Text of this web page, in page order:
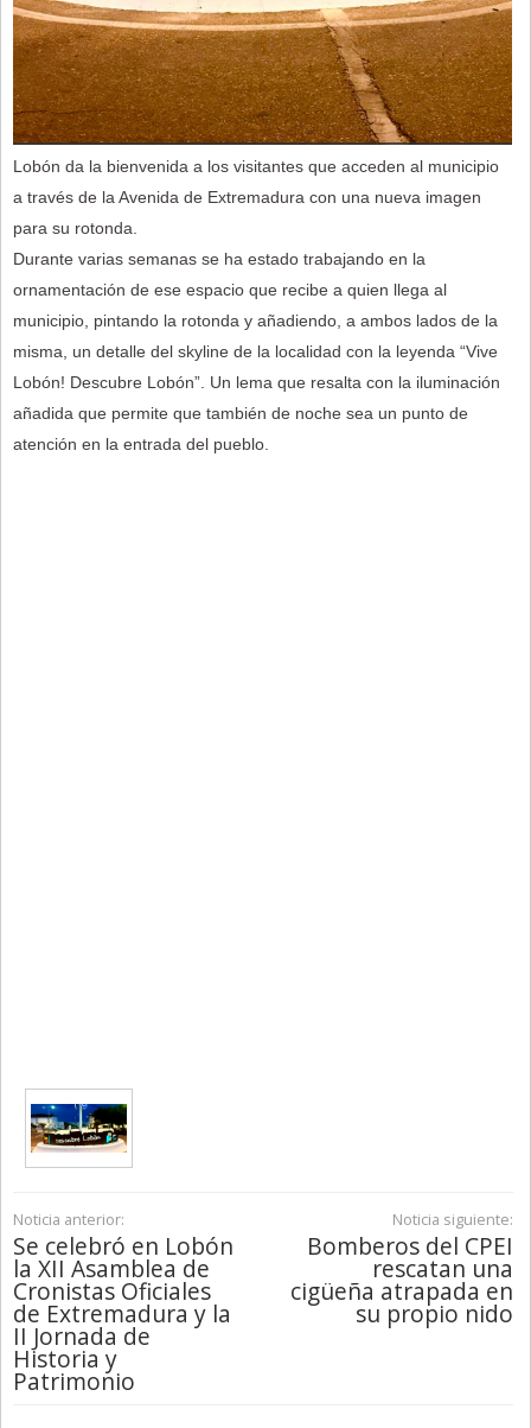
Lobón da la bienvenida a los visitantes que acceden al municipio
a través de la Avenida de Extremadura con una nueva imagen
para su rotonda.
Durante varias semanas se ha estado trabajando en la
ornamentación de ese espacio que recibe a quien llega al
municipio, pintando la rotonda y añadiendo, a ambos lados de la
misma, un detalle del skyline de la localidad con la leyenda “Vive
Lobón! Descubre Lobón”. Un lema que resalta con la iluminación
añadida que permite que también de noche sea un punto de
atención en la entrada del pueblo.
Noticia anterior:
Se celebró en Lobón
la XII Asamblea de
Cronistas Oficiales
de Extremadura y la
II Jornada de
Historia y
Patrimonio
Noticia siguiente:
Bomberos del CPEI
rescatan una
cigüeña atrapada en
su propio nido